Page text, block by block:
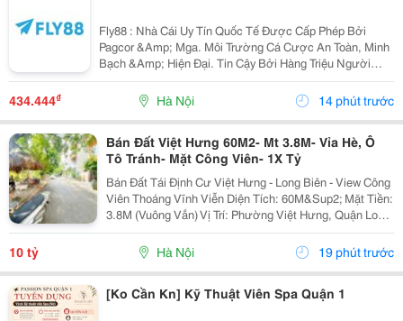
Fly88 : Nhà Cái Uy Tín Quốc Tế Được Cấp Phép Bởi
Pagcor &Amp; Mga. Môi Trường Cá Cược An Toàn, Minh
Bạch &Amp; Hiện Đại. Tin Cậy Bởi Hàng Triệu Người
Chơi!
434.444₫ Hà Nội 14 phút trước
Bán Đất Việt Hưng 60M2- Mt 3.8M- Vỉa Hè, Ô
Tô Tránh- Mặt Công Viên- 1X Tỷ
Bán Đất Tái Định Cư Việt Hưng - Long Biên - View Công
Viên Thoáng Vĩnh Viễn Diện Tích: 60M&Sup2; Mặt Tiền:
3.8M (Vuông Vắn) Vị Trí: Phường Việt Hưng, Quận Long
Biên - Khu Vực Hạ Tầng Đồng Bộ, Giao Thông Kết Nối
Hoàn Hảo. Vị Trí &Amp; Tiện Ích...
10 tỷ Hà Nội 19 phút trước
[Ko Cần Kn] Kỹ Thuật Viên Spa Quận 1